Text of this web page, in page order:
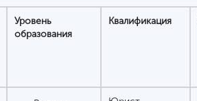
Уровень
образования
Квалификация